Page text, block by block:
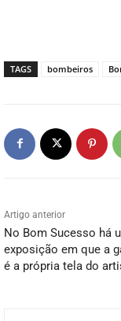
TAGS bombeiros
Artigo anterior
No Bom Sucesso há
exposição em que a
é a própria tela do